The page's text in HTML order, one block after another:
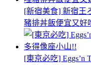
[新宿美食] 新宿王
豬排丼飯便宜又好
[東京必吃] Eggs’n